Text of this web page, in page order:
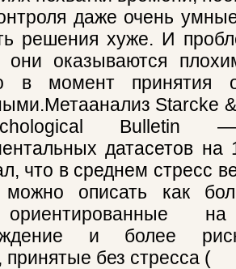
даже очень
решения хуже. И
они оказываются
в момент принятия
Starcke
Bulletin
датасетов на
что в среднем стресс
можно описать как
на
и более
без стресса (